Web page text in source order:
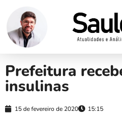
Prefeitura
insulinas
15 de fevereiro de 2020 15:15